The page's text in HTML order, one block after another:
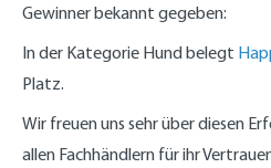
Gewinner bekannt gegeben:
In der Kategorie Hund belegt
Platz.
Wir freuen uns sehr über diesen
allen Fachhändlern für ihr